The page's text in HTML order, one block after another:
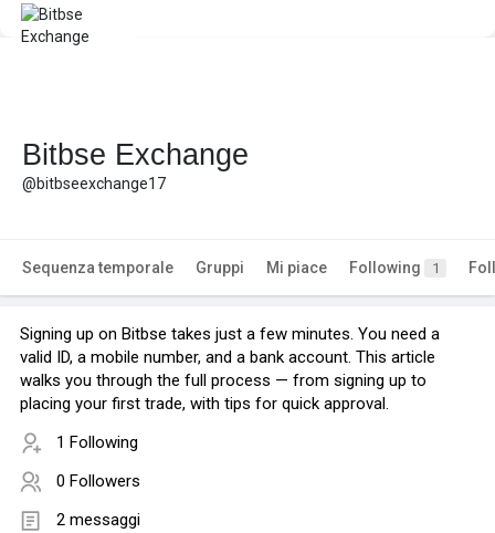
Bitbse Exchange
@bitbseexchange17
Sequenza temporale Gruppi Mi piace Following 1
Signing up on Bitbse takes just a few minutes. You need a
valid ID, a mobile number, and a bank account. This article
walks you through the full process — from signing up to
placing your first trade, with tips for quick approval.
1 Following
0 Followers
2 messaggi